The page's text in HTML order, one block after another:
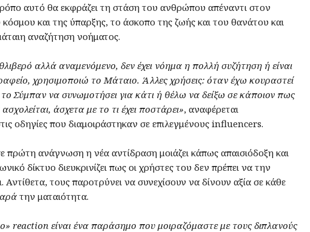
αυτό θα εκφράζει τη στάση του ανθρώπου απέναντι στον
και της ύπαρξης, το άσκοπο της ζωής και του θανάτου και
αναζήτηση νοήματος.
αλλά αναμενόμενο, δεν έχει νόημα η πολλή συζήτηση ή είναι
χρησιμοποιώ το Μάταιο. Άλλες χρήσεις: όταν έχω κουραστεί
Σύμπαν να συνωμοτήσει για κάτι ή θέλω να δείξω σε κάποιον πως
άσχετα με το τι έχει ποστάρει», αναφέρεται
οδηγίες που διαμοιράστηκαν σε επιλεγμένους influencers.
πρώτη ανάγνωση η νέα αντίδραση μοιάζει κάπως απαισιόδοξη και
δίκτυο διευκρινίζει πως οι χρήστες του δεν πρέπει να την
Αντίθετα, τους παροτρύνει να συνεχίσουν να δίνουν αξία σε κάθε
την ματαιότητα.
reaction είναι ένα παράσημο που μοιραζόμαστε με τους διπλανούς